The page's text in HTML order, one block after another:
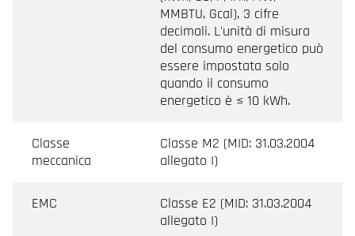
MMBTU, Gcal), 3 cifre
decimali. L'unità di misura
del consumo energetico può
essere impostata solo
quando il consumo
energetico è ≤ 10 kWh.
Classe
meccanica
Classe M2 (MID: 31.03.2004
allegato I)
EMC
Classe E2 (MID: 31.03.2004
allegato I)